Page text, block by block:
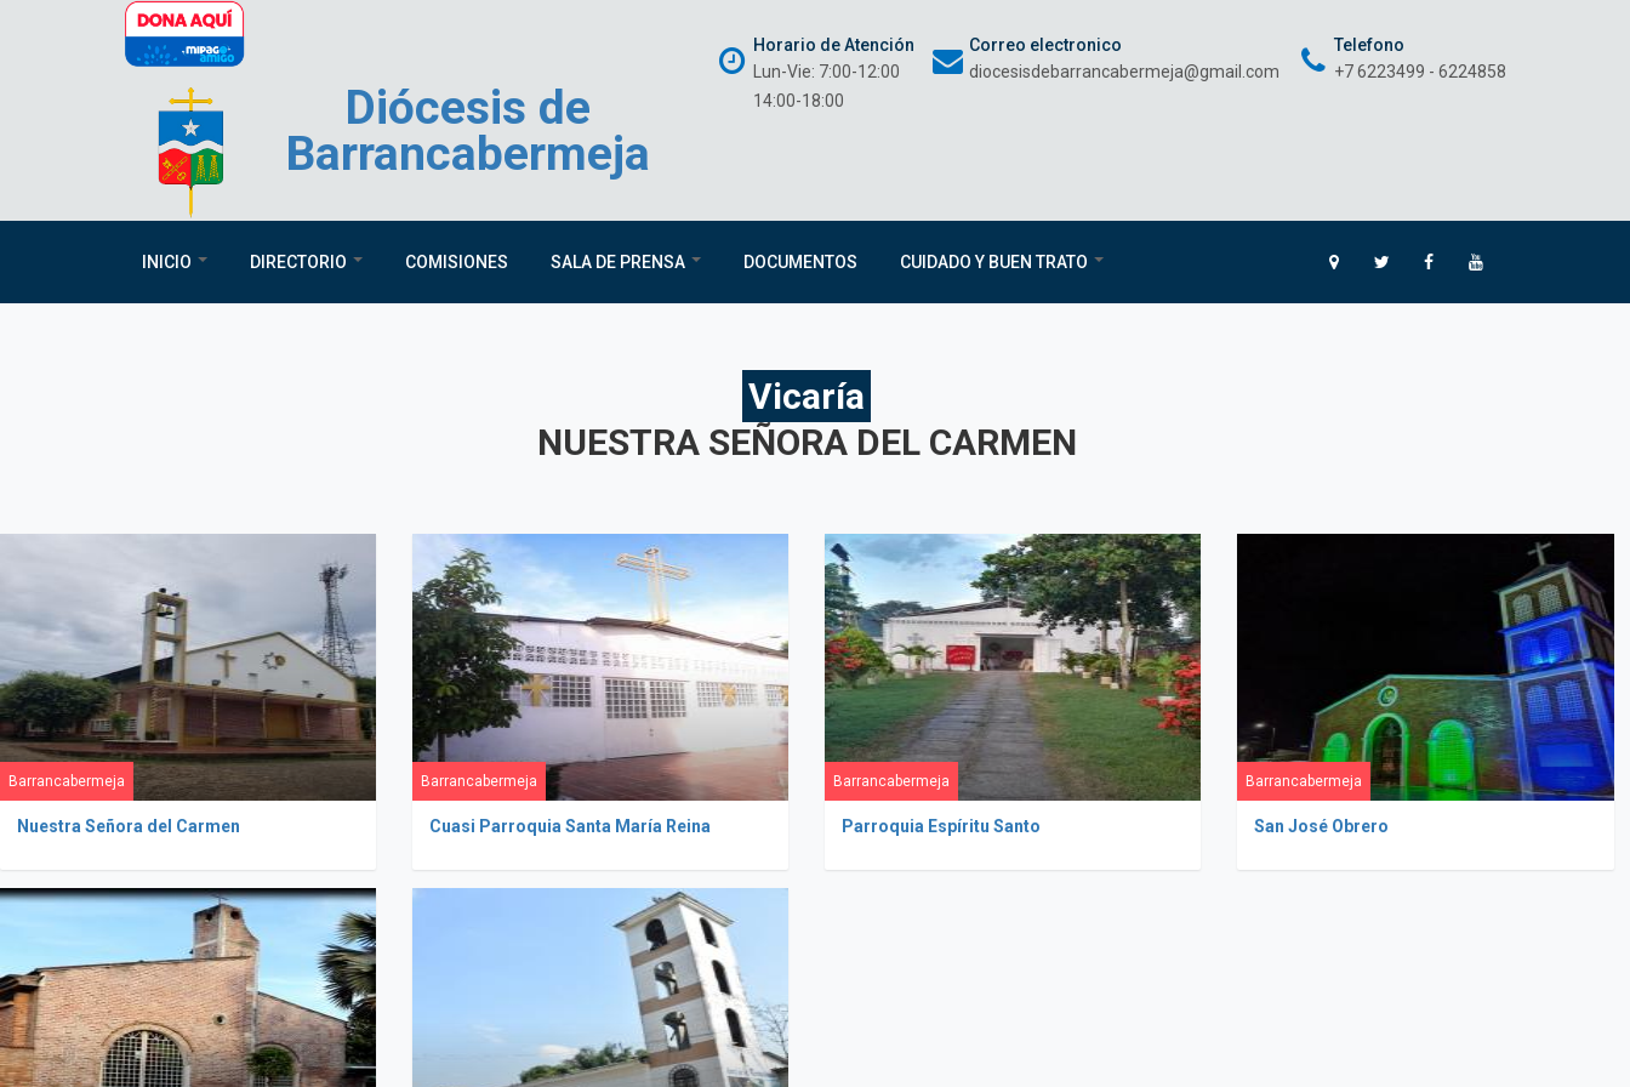
Pasar al contenido principal
Diócesis de
Barrancabermeja
Horario de Atención
Lun-Vie: 7:00-12:00
14:00-18:00
Correo electronico
diocesisdebarrancabermeja@gmail.com
Telefono
+7 6223499 - 6224858
INICIO DIRECTORIO COMISIONES SALA DE PRENSA DOCUMENTOS CUIDADO Y BUEN TRATO
Vicaría
NUESTRA SEÑORA DEL CARMEN
Barrancabermeja
Nuestra Señora del Carmen
Barrancabermeja
Cuasi Parroquia Santa María Reina
Barrancabermeja
Parroquia Espíritu Santo
Barrancabermeja
San José Obrero